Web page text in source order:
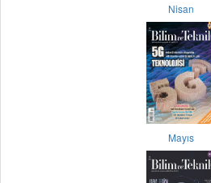
Nisan
Mayıs